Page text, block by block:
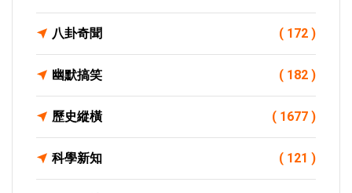
八卦奇聞 ( 172 )
幽默搞笑 ( 182 )
歷史縱橫 ( 1677 )
科學新知 ( 121 )